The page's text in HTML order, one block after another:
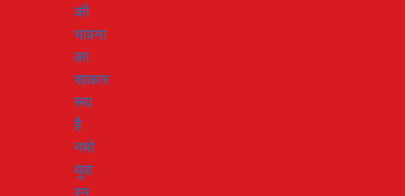
की
भावना
का
साकार
रूप
है
नमो
युवा
रन